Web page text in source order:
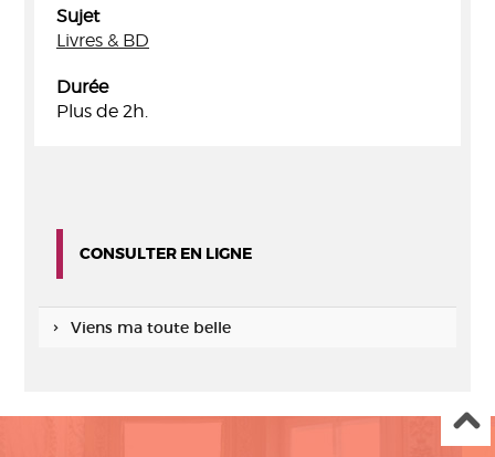
Sujet
Livres & BD
Durée
Plus de 2h.
CONSULTER EN LIGNE
Viens ma toute belle